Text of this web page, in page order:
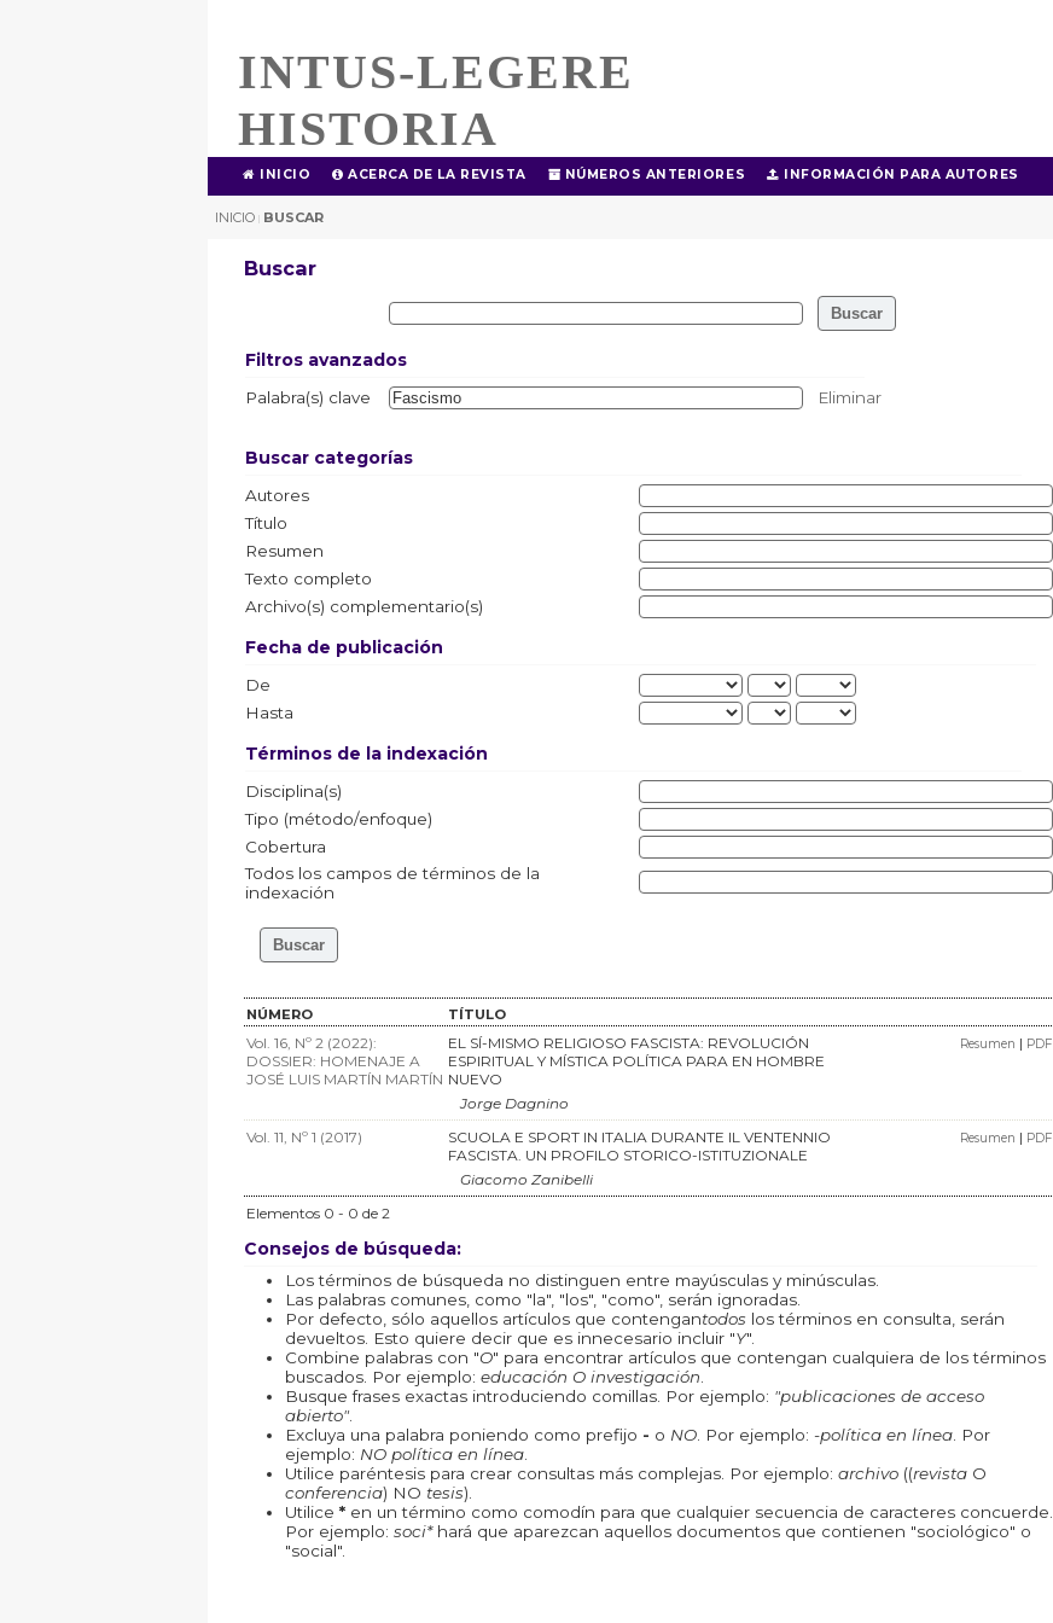
INTUS-LEGERE
HISTORIA
INICIO ACERCA DE LA REVISTA NÚMEROS ANTERIORES INFORMACIÓN PARA AUTORES
INICIO | BUSCAR
Buscar
Filtros avanzados
Palabra(s) clave Eliminar
Buscar categorías
Autores
Título
Resumen
Texto completo
Archivo(s) complementario(s)
Fecha de publicación
De
Hasta
Términos de la indexación
Disciplina(s)
Tipo (método/enfoque)
Cobertura
Todos los campos de términos de la
indexación
NÚMERO TÍTULO
Vol. 16, Nº 2 (2022):
DOSSIER: HOMENAJE A
JOSÉ LUIS MARTÍN MARTÍN
EL SÍ-MISMO RELIGIOSO FASCISTA: REVOLUCIÓN
ESPIRITUAL Y MÍSTICA POLÍTICA PARA EN HOMBRE
NUEVO
Jorge Dagnino
Resumen | PDF
Vol. 11, Nº 1 (2017)
SCUOLA E SPORT IN ITALIA DURANTE IL VENTENNIO
FASCISTA. UN PROFILO STORICO-ISTITUZIONALE
Giacomo Zanibelli
Resumen | PDF
Elementos 0 - 0 de 2
Consejos de búsqueda:
Los términos de búsqueda no distinguen entre mayúsculas y minúsculas.
Las palabras comunes, como "la", "los", "como", serán ignoradas.
Por defecto, sólo aquellos artículos que contengantodos los términos en consulta, serán
devueltos. Esto quiere decir que es innecesario incluir "Y".
Combine palabras con "O" para encontrar artículos que contengan cualquiera de los términos
buscados. Por ejemplo: educación O investigación
Busque frases exactas introduciendo comillas. Por ejemplo: "publicaciones de acceso
abierto".
Excluya una palabra poniendo como prefijo - o NO. Por ejemplo: -política en línea. Por
ejemplo: NO política en línea.
Utilice paréntesis para crear consultas más complejas. Por ejemplo: archivo((revistaO
conferencia) NO tesis).
Utilice *en un término como comodín para que cualquier secuencia de caracteres concuerde.
Por ejemplo: soci*hará que aparezcan aquellos documentos que contienen "sociológico" o
"social".